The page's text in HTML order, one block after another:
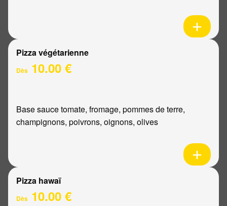
Pizza végétarienne
Dès 10.00 €
Base sauce tomate, fromage, pommes de terre,
champignons, poivrons, oignons, olives
Pizza hawaï
Dès 10.00 €